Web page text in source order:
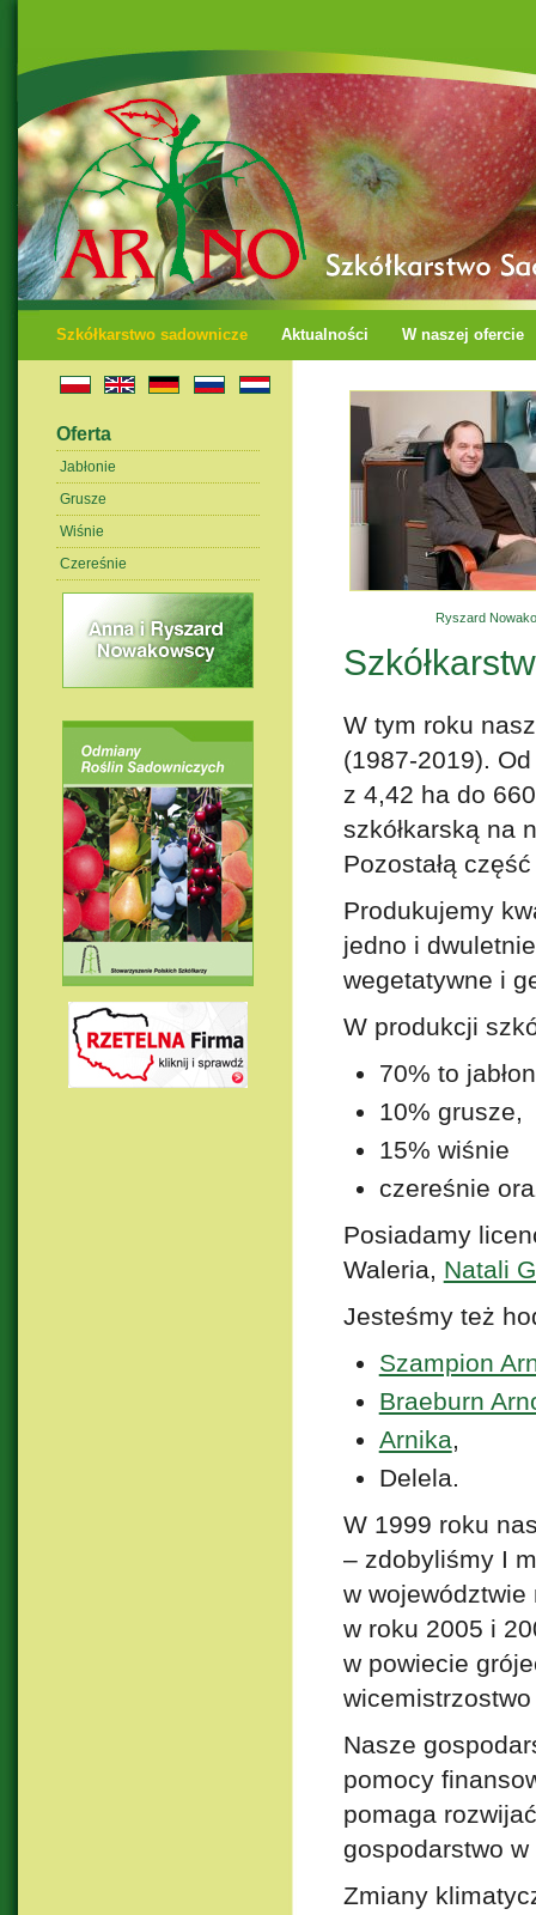
Szkółkarstwo sadownicze Aktualności W naszej ofercie
Oferta
Jabłonie
Grusze
Wiśnie
Czereśnie
Ryszard
W tym roku
(1987-2019).
z 4,42 ha do
szkółkarską na
Pozostałą
Produkujemy
jedno i
wegetatywne i
W produkcji
70% to
10% grusze,
15% wiśnie
czereśnie
Posiadamy
Waleria, Natali
Jesteśmy też
Szampion
Braeburn
Arnika,
Delela.
W 1999 roku
– zdobyliśmy I
w
w roku 2005 i
w powiecie
Nasze
pomocy
pomaga
gospodarstwo
Zmiany